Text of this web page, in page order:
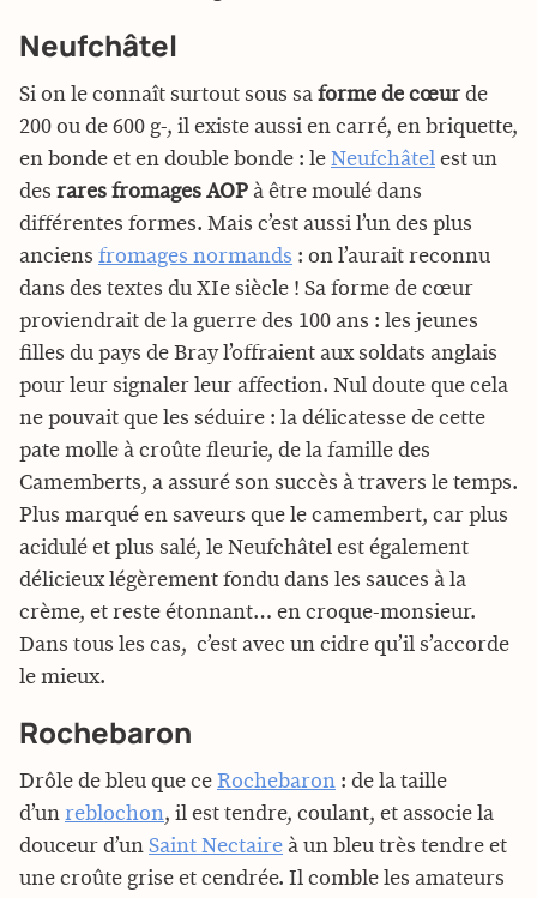
Neufchâtel
Si on le connaît surtout sous sa forme de cœur de
200 ou de 600 g-, il existe aussi en carré, en briquette,
en bonde et en double bonde : le Neufchâtel est un
des rares fromages AOP à être moulé dans
différentes formes. Mais c’est aussi l’un des plus
anciens fromages normands : on l’aurait reconnu
dans des textes du XIe siècle ! Sa forme de cœur
proviendrait de la guerre des 100 ans : les jeunes
filles du pays de Bray l’offraient aux soldats anglais
pour leur signaler leur affection. Nul doute que cela
ne pouvait que les séduire : la délicatesse de cette
pate molle à croûte fleurie, de la famille des
Camemberts, a assuré son succès à travers le temps.
Plus marqué en saveurs que le camembert, car plus
acidulé et plus salé, le Neufchâtel est également
délicieux légèrement fondu dans les sauces à la
crème, et reste étonnant… en croque-monsieur.
Dans tous les cas, c’est avec un cidre qu’il s’accorde
le mieux.
Rochebaron
Drôle de bleu que ce Rochebaron : de la taille
d’un reblochon, il est tendre, coulant, et associe la
douceur d’un Saint Nectaire à un bleu très tendre et
une croûte grise et cendrée. Il comble les amateurs